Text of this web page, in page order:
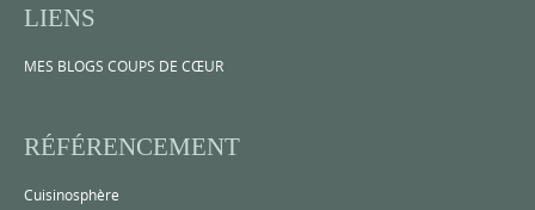
LIENS
MES BLOGS COUPS DE CŒUR
RÉFÉRENCEMENT
Cuisinosphère